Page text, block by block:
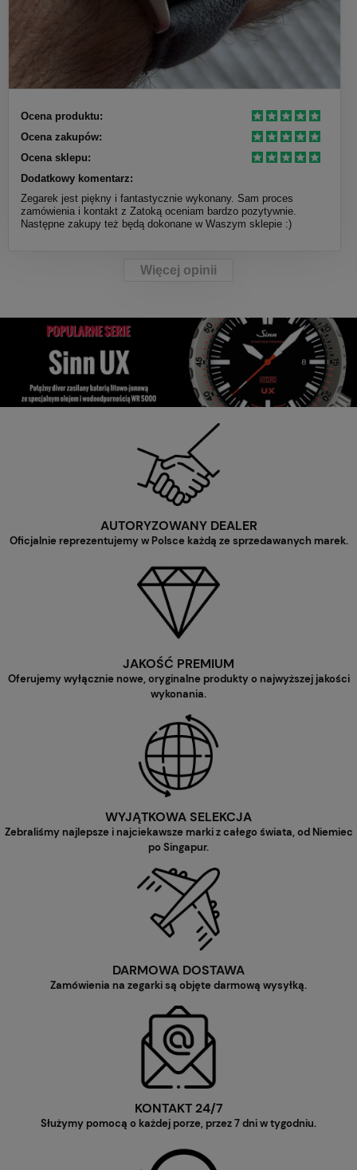
Ocena produktu:
Ocena zakupów:
Ocena sklepu:
Dodatkowy komentarz:
Zegarek jest piękny i fantastycznie wykonany. Sam proces
zamówienia i kontakt z Zatoką oceniam bardzo pozytywnie.
Następne zakupy też będą dokonane w Waszym sklepie :)
Więcej opinii
AUTORYZOWANY DEALER
Oficjalnie reprezentujemy w Polsce każdą ze sprzedawanych marek.
JAKOŚĆ PREMIUM
Oferujemy wyłącznie nowe, oryginalne produkty o najwyższej jakości
wykonania.
WYJĄTKOWA SELEKCJA
Zebraliśmy najlepsze i najciekawsze marki z całego świata, od Niemiec
po Singapur.
DARMOWA DOSTAWA
Zamówienia na zegarki są objęte darmową wysyłką.
KONTAKT 24/7
Służymy pomocą o każdej porze, przez 7 dni w tygodniu.